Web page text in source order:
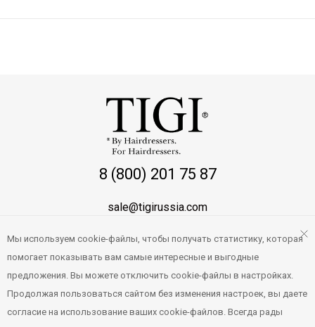
8 (800) 201 75 87
sale@tigirussia.com
Правила работы
Персональные данные
Мы используем cookie-файлы, чтобы получать статистику, которая
помогает показывать вам самые интересные и выгодные
предложения. Вы можете отключить cookie-файлы в настройках.
Продолжая пользоваться сайтом без изменения настроек, вы даете
согласие на использование ваших cookie-файлов. Всегда рады